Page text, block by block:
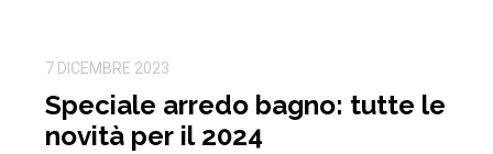
7 DICEMBRE 2023
Speciale arredo bagno: tutte le
novità per il 2024